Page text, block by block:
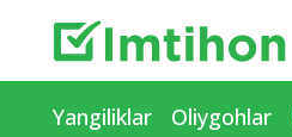
Yangiliklar Oliygohlar